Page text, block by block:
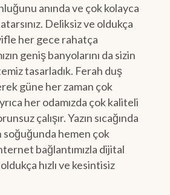
anında ve çok kolayca
Deliksiz ve oldukça
her gece rahatça
geniş banyolarını da sizin
tasarladık. Ferah duş
güne her zaman çok
her odamızda çok kaliteli
çalışır. Yazın sıcağında
soğuğunda hemen çok
bağlantımızla dijital
hızlı ve kesintisiz